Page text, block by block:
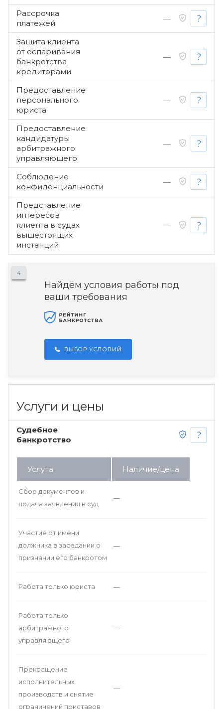
Рассрочка
платежей
—
Защита клиента
от оспаривания
банкротства
кредиторами
—
Предоставление
персонального
юриста
—
Предоставление
кандидатуры
арбитражного
управляющего
—
Соблюдение
конфиденциальности
—
Представление
интересов
клиента в судах
вышестоящих
инстанций
—
4
Найдём условия работы под
ваши требования
ВЫБОР УСЛОВИЙ
Услуги и цены
Судебное
банкротство
Услуга Наличие/цена
Сбор документов и
подача заявления в суд
—
Участие от имени
должника в заседании о
признании его банкротом
—
Работа только юриста —
Работа только
арбитражного
управляющего
—
Прекращение
исполнительных
производств и снятие
ограничений приставов
—